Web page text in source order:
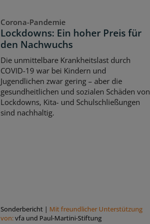
Corona-Pandemie
Lockdowns: Ein hoher Preis für
den Nachwuchs
Die unmittelbare Krankheitslast durch
COVID-19 war bei Kindern und
Jugendlichen zwar gering – aber die
gesundheitlichen und sozialen Schäden von
Lockdowns, Kita- und Schulschließungen
sind nachhaltig.
Sonderbericht| Mit freundlicher Unterstützung
von:vfa und Paul-Martini-Stiftung